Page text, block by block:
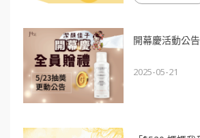
開幕慶活動公告
2025-05-21